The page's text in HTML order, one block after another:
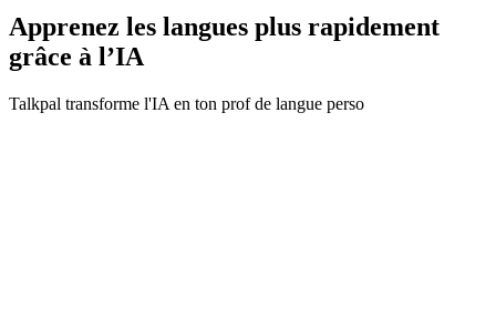
Apprenez les langues plus rapidement
grâce à l’IA
Talkpal transforme l'IA en ton prof de langue perso